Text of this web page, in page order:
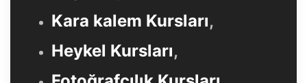
Kara kalem Kursları,
Heykel Kursları,